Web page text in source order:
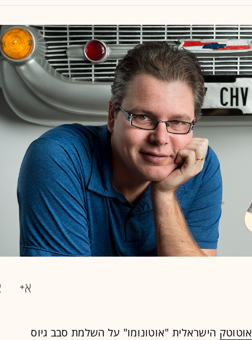
אוטוטק הישראלית "אוטונומו" על השלמת סבב גיוס